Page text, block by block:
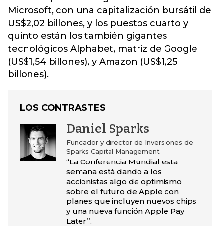
Microsoft, con una capitalización bursátil de
US$2,02 billones, y los puestos cuarto y
quinto están los también gigantes
tecnológicos Alphabet, matriz de Google
(US$1,54 billones), y Amazon (US$1,25
billones).
LOS CONTRASTES
Daniel Sparks
Fundador y director de Inversiones de
Sparks Capital Management
“La Conferencia Mundial esta
semana está dando a los
accionistas algo de optimismo
sobre el futuro de Apple con
planes que incluyen nuevos chips
y una nueva función Apple Pay
Later”.